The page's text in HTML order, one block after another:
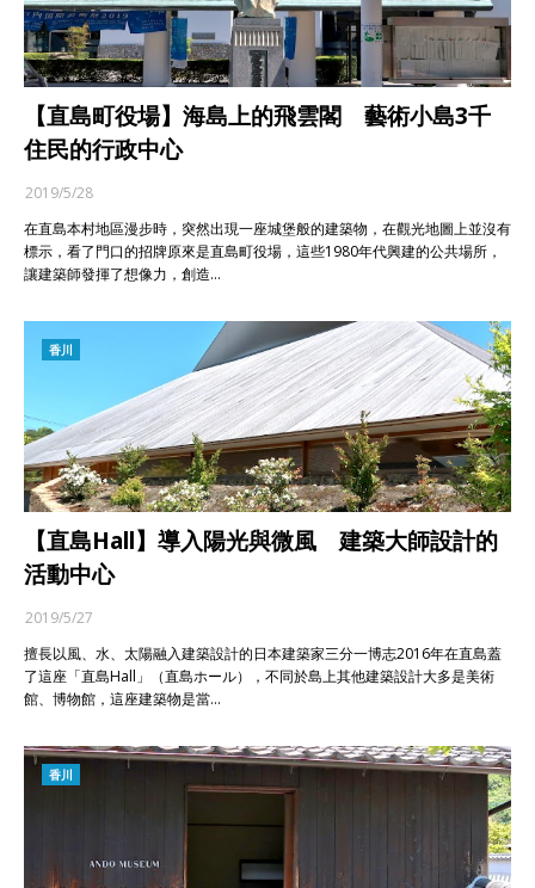
【直島町役場】海島上的飛雲閣 藝術小島3千
住民的行政中心
2019/5/28
在直島本村地區漫步時，突然出現一座城堡般的建築物，在觀光地圖上並沒有
標示，看了門口的招牌原來是直島町役場，這些1980年代興建的公共場所，
讓建築師發揮了想像力，創造…
香川
【直島Hall】導入陽光與微風 建築大師設計的
活動中心
2019/5/27
擅長以風、水、太陽融入建築設計的日本建築家三分一博志2016年在直島蓋
了這座「直島Hall」（直島ホール），不同於島上其他建築設計大多是美術
館、博物館，這座建築物是當…
香川